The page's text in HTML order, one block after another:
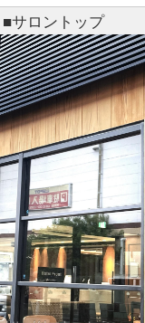
■サロントップ